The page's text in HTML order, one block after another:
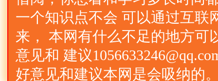
一个知识点不会 可以通过互联
来， 本网有什么不足的地方可
意见和 建议
好意见和建议本网是会吸纳的